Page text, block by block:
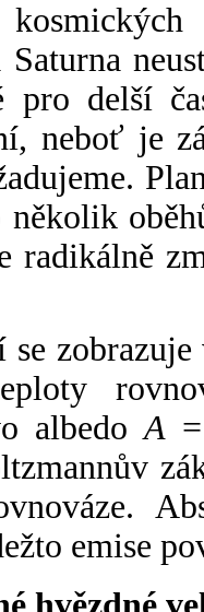
Saturna
pro delší
neboť je
radikálně
albedoA
emise